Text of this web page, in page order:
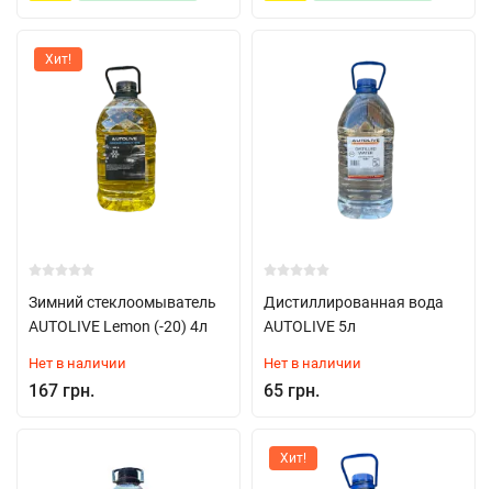
Хит!
Зимний стеклоомыватель
AUTOLIVE Lemon (-20) 4л
Нет в наличии
167 грн.
Дистиллированная вода
AUTOLIVE 5л
Нет в наличии
65 грн.
Хит!